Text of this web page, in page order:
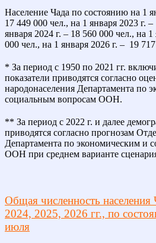
Население Чада по состоянию на 1
17 449 000 чел., на 1 января 2023 г.
января 2024 г. – 18 560 000 чел., на
000 чел., на 1 января 2026 г. – 19
* За период с 1950 по 2021 гг.
показатели приводятся согласно
народонаселения Департамента по
социальным вопросам ООН.
** За период с 2022 г. и далее
приводятся согласно прогнозам
Департамента по экономическим и
ООН при среднем варианте
Общая численность
2024, 2025, 2026 гг., по
июля